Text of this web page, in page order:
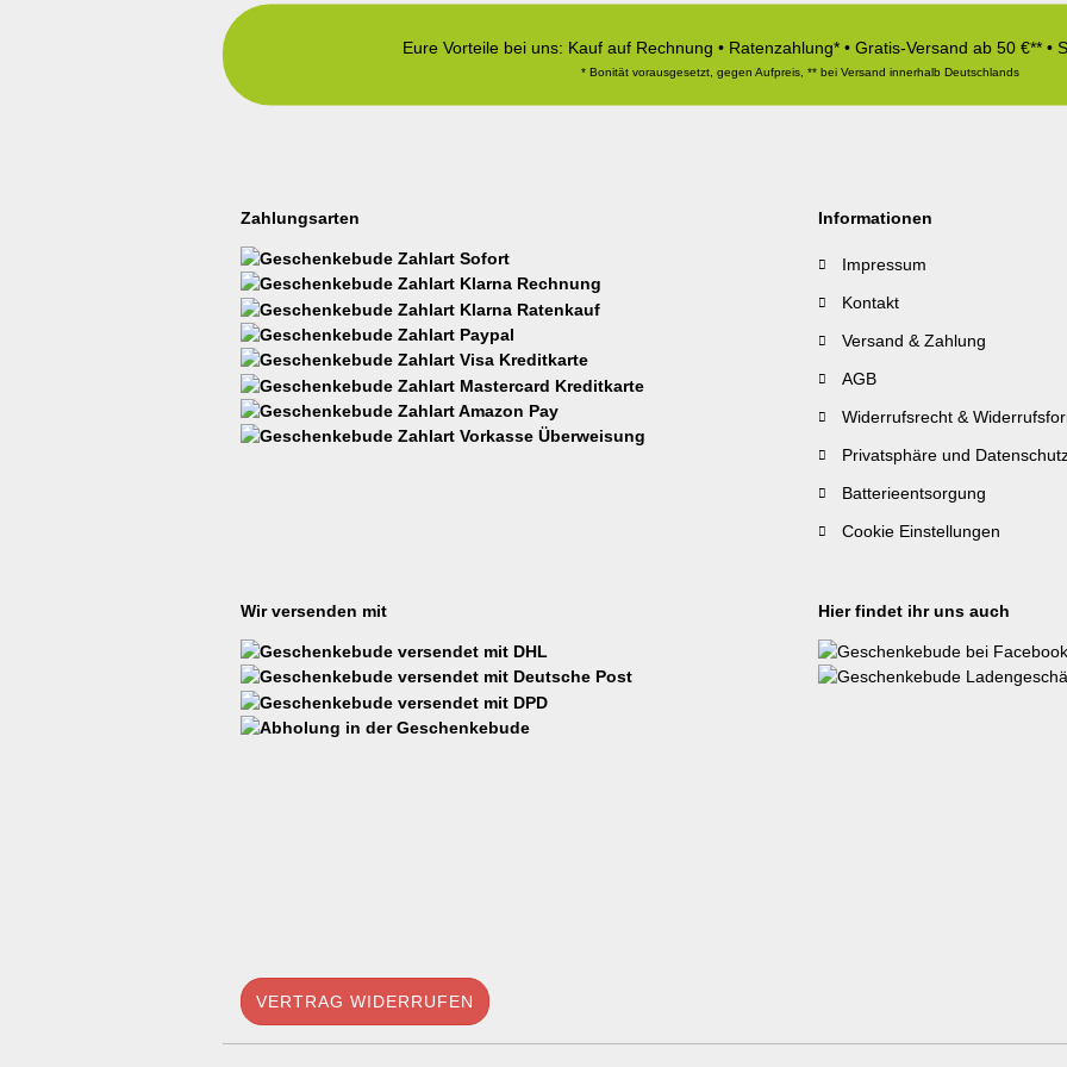
Eure Vorteile bei uns: Kauf auf Rechnung • Ratenzahlung* • Gratis-Versand ab 50 €** •
* Bonität vorausgesetzt, gegen Aufpreis, ** bei Versand innerhalb Deutschlands
Zahlungsarten Informationen
Impressum
Kontakt
Versand & Zahlung
AGB
Widerrufsrecht &
Privatsphäre und
Batterieentsorgung
Cookie Einstellungen
Wir versenden mit Hier findet ihr uns auch
VERTRAG WIDERRUFEN